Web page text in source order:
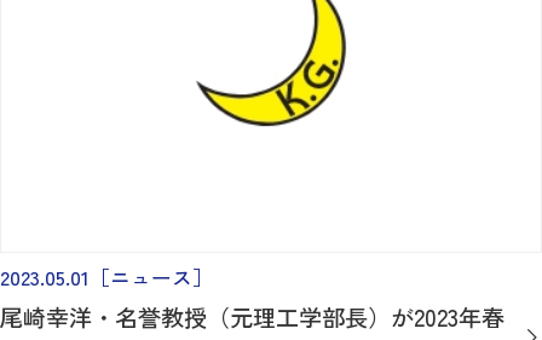
2023.05.01 ［ニュース］
尾崎幸洋・名誉教授（元理工学部長）が2023年春